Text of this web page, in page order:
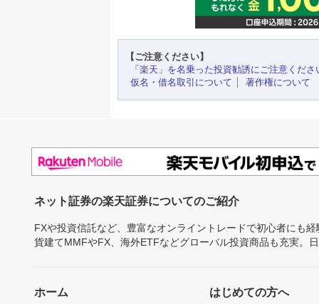
【ご注意ください】
「楽天」を名乗った投資勧誘にご注意くださ
仮名・借名取引について
著作権について
ネット証券の楽天証券についてのご紹介
FXや投資信託など、豊富なオンライントレードで初心者にも
貨建てMMFやFX、海外ETFなどグローバル投資商品も充実。
ホーム はじめての方へ